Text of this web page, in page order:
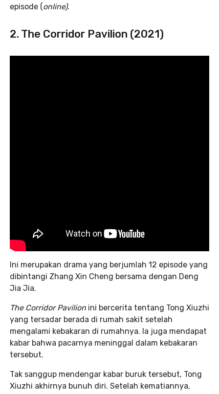
episode (online).
2. The Corridor Pavilion (2021)
Ini merupakan drama yang berjumlah 12 episode yang
dibintangi Zhang Xin Cheng bersama dengan Deng
Jia Jia.
The Corridor Pavilion ini bercerita tentang Tong Xiuzhi
yang tersadar berada di rumah sakit setelah
mengalami kebakaran di rumahnya. Ia juga mendapat
kabar bahwa pacarnya meninggal dalam kebakaran
tersebut.
Tak sanggup mendengar kabar buruk tersebut, Tong
Xiuzhi akhirnya bunuh diri. Setelah kematiannya,